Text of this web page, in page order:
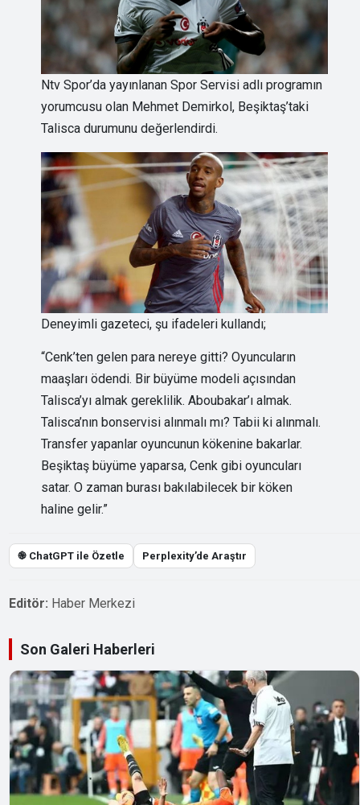
Ntv Spor’da yayınlanan Spor Servisi adlı programın
yorumcusu olan Mehmet Demirkol, Beşiktaş’taki
Talisca durumunu değerlendirdi.
Deneyimli gazeteci, şu ifadeleri kullandı;
“Cenk’ten gelen para nereye gitti? Oyuncuların
maaşları ödendi. Bir büyüme modeli açısından
Talisca’yı almak gereklilik. Aboubakar’ı almak.
Talisca’nın bonservisi alınmalı mı? Tabii ki alınmalı.
Transfer yapanlar oyuncunun kökenine bakarlar.
Beşiktaş büyüme yaparsa, Cenk gibi oyuncuları
satar. O zaman burası bakılabilecek bir köken
haline gelir.”
֎ ChatGPT ile Özetle Perplexity’de Araştır
Editör: Haber Merkezi
Son Galeri Haberleri